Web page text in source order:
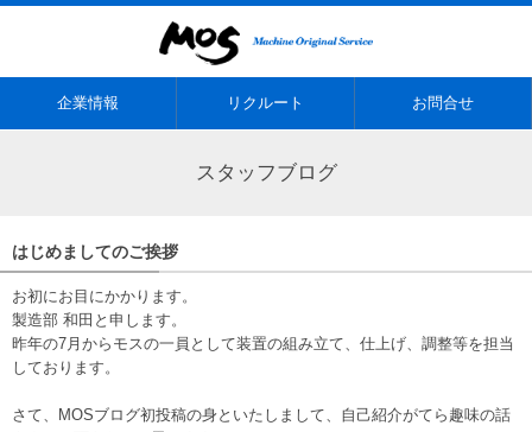
企業情報 リクルート お問合せ
スタッフブログ
はじめましてのご挨拶
お初にお目にかかります。
製造部 和田と申します。
昨年の7月からモスの一員として装置の組み立て、仕上げ、調整等を担当
しております。
さて、MOSブログ初投稿の身といたしまして、自己紹介がてら趣味の話